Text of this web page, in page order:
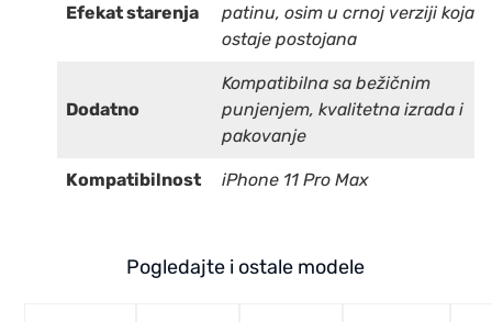
Efekat starenja
patinu, osim u crnoj verziji koja
ostaje postojana
Dodatno
Kompatibilna sa bežičnim
punjenjem, kvalitetna izrada i
pakovanje
Kompatibilnost iPhone 11 Pro Max
Pogledajte i ostale modele